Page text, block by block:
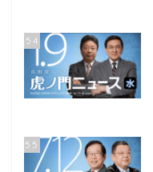
54
55